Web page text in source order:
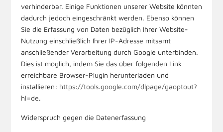
verhinderbar. Einige Funktionen unserer Website könnten
dadurch jedoch eingeschränkt werden. Ebenso können
Sie die Erfassung von Daten bezüglich Ihrer Website-
Nutzung einschließlich Ihrer IP-Adresse mitsamt
anschließender Verarbeitung durch Google unterbinden.
Dies ist möglich, indem Sie das über folgenden Link
erreichbare Browser-Plugin herunterladen und
installieren: https://tools.google.com/dlpage/gaoptout?
hl=de.
Widerspruch gegen die Datenerfassung